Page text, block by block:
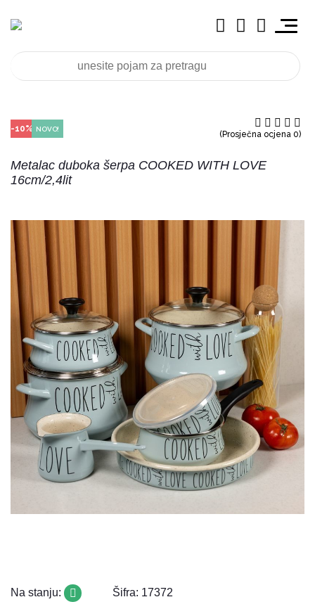
Metalac duboka šerpa COOKED WITH LOVE
16cm/2,4lit
(Prosječna ocjena 0)
-10% NOVO!
Na stanju: Šifra: 17372